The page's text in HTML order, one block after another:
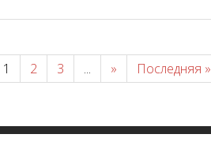
1 2 3 ... » Последняя »